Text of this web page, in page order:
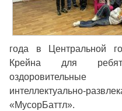
года в Центральной
Крейна для
оздоровительные
интеллектуально-
«МусорБаттл».